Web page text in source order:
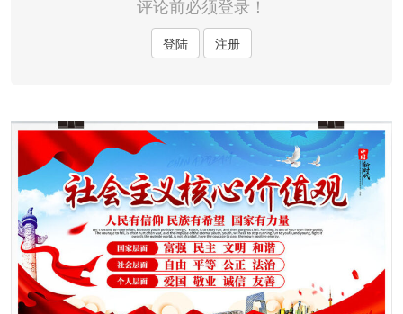
评论前必须登录！
登陆 注册